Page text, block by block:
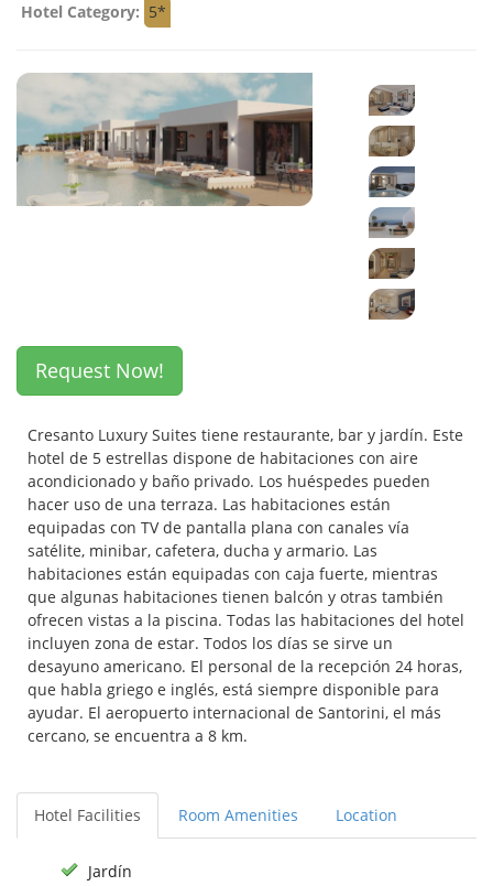
Hotel Category: 5*
Request Now!
Cresanto Luxury Suites tiene restaurante, bar y jardín. Este
hotel de 5 estrellas dispone de habitaciones con aire
acondicionado y baño privado. Los huéspedes pueden
hacer uso de una terraza. Las habitaciones están
equipadas con TV de pantalla plana con canales vía
satélite, minibar, cafetera, ducha y armario. Las
habitaciones están equipadas con caja fuerte, mientras
que algunas habitaciones tienen balcón y otras también
ofrecen vistas a la piscina. Todas las habitaciones del hotel
incluyen zona de estar. Todos los días se sirve un
desayuno americano. El personal de la recepción 24 horas,
que habla griego e inglés, está siempre disponible para
ayudar. El aeropuerto internacional de Santorini, el más
cercano, se encuentra a 8 km.
Hotel Facilities Room Amenities Location
Jardín